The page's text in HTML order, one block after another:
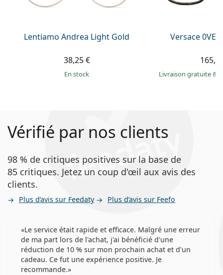
Lentiamo Andrea Light Gold
38,25 €
en stock
Versace
Livraison gratuite&
Vérifié par nos clients
98 % de critiques positives sur la base de
85 critiques. Jetez un coup d'œil aux avis des
clients.
Plus d’avis sur Feedaty Plus d’avis sur Feefo
Le service était rapide et efficace. Malgré une erreur
de ma part lors de l'achat, j'ai bénéficié d'une
réduction de 10 % sur mon prochain achat et d'un
cadeau. Ce fut une expérience positive. Je
recommande.